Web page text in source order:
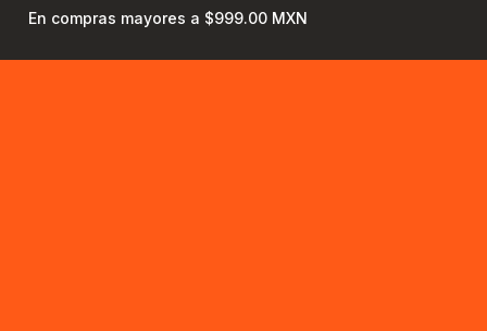
En compras mayores a $999.00 MXN